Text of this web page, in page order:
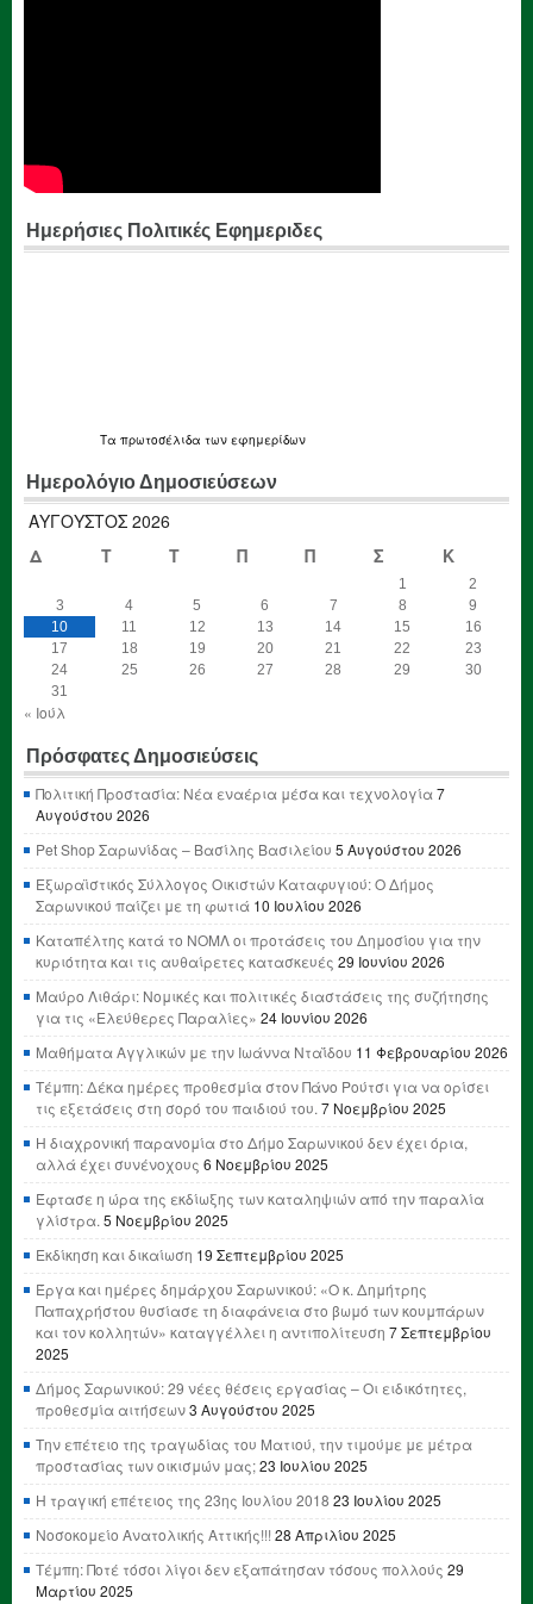
Ημερήσιες Πολιτικές Εφημεριδες
Τα πρωτοσέλιδα των εφημερίδων
Ημερολόγιο Δημοσιεύσεων
ΑΎΓΟΥΣΤΟΣ 2026
Δ
Τ Τ Π Π Σ Κ
1
2
3
4 5 6 7 8
9
10
11 12 13 14 15
16
17
18 19 20 21 22
23
24
25 26 27 28 29
30
31
« Ιούλ
Πρόσφατες Δημοσιεύσεις
Πολιτική Προστασία: Νέα εναέρια μέσα και τεχνολογία7
Αυγούστου 2026
Pet Shop Σαρωνίδας – Βασίλης Βασιλείου 5 Αυγούστου 2026
Εξωραϊστικός Σύλλογος Οικιστών Καταφυγιού: Ο Δήμος
Σαρωνικού παίζει με τη φωτιά 10 Ιουλίου 2026
Καταπέλτης κατά το ΝΟΜΛ οι προτάσεις του Δημοσίου για την
κυριότητα και τις αυθαίρετες κατασκευές 29 Ιουνίου 2026
Μαύρο Λιθάρι: Νομικές και πολιτικές διαστάσεις της συζήτησης
για τις «Ελεύθερες Παραλίες» 24 Ιουνίου 2026
Μαθήματα Αγγλικών με την Ιωάννα Νταΐδου 11 Φεβρουαρίου 2026
Τέμπη: Δέκα ημέρες προθεσμία στον Πάνο Ρούτσι για να ορίσει
τις εξετάσεις στη σορό του παιδιού του. 7 Νοεμβρίου 2025
Η διαχρονική παρανομία στο Δήμο Σαρωνικού δεν έχει όρια,
αλλά έχει συνένοχους 6 Νοεμβρίου 2025
Έφτασε η ώρα της εκδίωξης των καταληψιών από την παραλία
γλίστρα. 5 Νοεμβρίου 2025
Εκδίκηση και δικαίωση 19 Σεπτεμβρίου 2025
Έργα και ημέρες δημάρχου Σαρωνικού: «Ο κ. Δημήτρης
Παπαχρήστου θυσίασε τη διαφάνεια στο βωμό των κουμπάρων
και τον κολλητών» καταγγέλλει η αντιπολίτευση 7 Σεπτεμβρίου
2025
Δήμος Σαρωνικού: 29 νέες θέσεις εργασίας – Οι ειδικότητες,
προθεσμία αιτήσεων3 Αυγούστου 2025
Την επέτειο της τραγωδίας του Ματιού, την τιμούμε με μέτρα
προστασίας των οικισμών μας;23 Ιουλίου 2025
Η τραγική επέτειος της 23ης Ιουλίου 2018 23 Ιουλίου 2025
Νοσοκομείο Ανατολικής Αττικής!!! 28 Απριλίου 2025
Τέμπη: Ποτέ τόσοι λίγοι δεν εξαπάτησαν τόσους πολλούς 29
Μαρτίου 2025